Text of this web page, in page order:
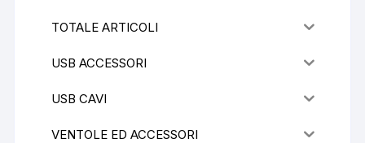
TOTALE ARTICOLI
USB ACCESSORI
USB CAVI
VENTOLE ED ACCESSORI